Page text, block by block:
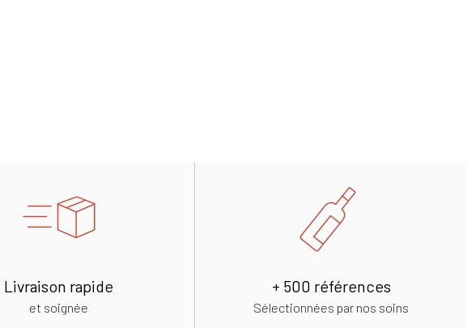
Livraison rapide
et soignée
+ 500 références
Sélectionnées par nos soins